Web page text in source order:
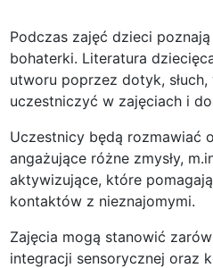
Podczas zajęć dzieci
bohaterki. Literatura
utworu poprzez dotyk,
uczestniczyć w zajęciach i
Uczestnicy będą rozmawiać
angażujące różne zmysły,
aktywizujące, które
kontaktów z nieznajomymi.
Zajęcia mogą stanowić
integracji sensorycznej oraz